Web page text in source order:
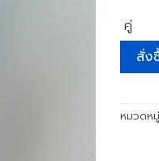
คู่
สั่ง
หมวดห